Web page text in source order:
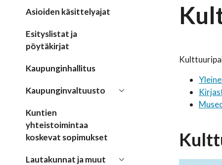
Asioiden käsittelyajat
Esityslistat ja
pöytäkirjat
Kaupunginhallitus
Kaupunginvaltuusto
Kuntien
yhteistoimintaa
koskevat sopimukset
Lautakunnat ja muut